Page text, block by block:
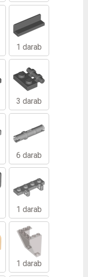
1 darab
3 darab
6 darab
1 darab
1 darab